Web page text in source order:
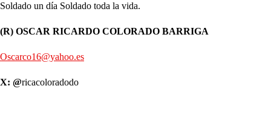
Soldado un día Soldado toda la vida.
(R) OSCAR RICARDO COLORADO BARRIGA
Oscarco16@yahoo.es
X: @ricacoloradodo